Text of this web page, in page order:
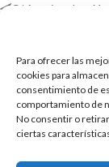
Para ofrecer las
cookies para
consentimiento de
comportamiento de
No consentir o
ciertas
C/ Arquimedes 61
WhatsApp +34
ENTRADAS
POLÍTICAS